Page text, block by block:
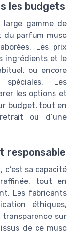
les budgets
large gamme de
du parfum musc
Les prix
ingrédients et le
ou encore
Les
les options et
budget, tout en
ou d’une
responsable
sa capacité
tout en
Les fabricants
éthiques,
sur
de ce musc